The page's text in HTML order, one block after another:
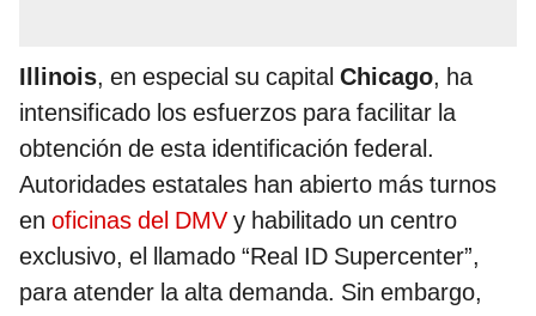
Illinois, en especial su capital Chicago, ha
intensificado los esfuerzos para facilitar la
obtención de esta identificación federal.
Autoridades estatales han abierto más turnos
en oficinas del DMV y habilitado un centro
exclusivo, el llamado “Real ID Supercenter”,
para atender la alta demanda. Sin embargo,